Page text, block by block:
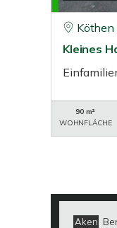
Köthen
Kleines
90 m²
WOHNFLÄCHE
Aken